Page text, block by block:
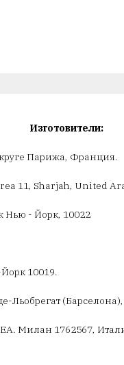
Изготовители:
Парижа, Франция.
11, Sharjah, United
Нью - Йорк, 10022
10019.
Льобрегат
Милан 1762567,